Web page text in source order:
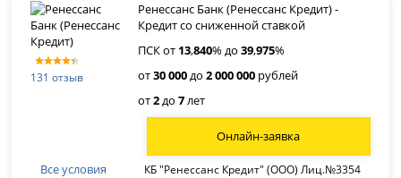
131 отзыв
Ренессанс Банк (Ренессанс Кредит) -
Кредит со сниженной ставкой
ПСК от 13,840% до39,975%
от30 000до2 000 000 рублей
от2до7лет
Все условия КБ "Ренессанс Кредит" (ООО) Лиц.№3354
Онлайн-заявка